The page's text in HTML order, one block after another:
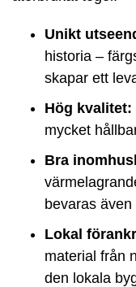
Unikt
historia –
skapar ett
Hög kvalitet:
mycket
Bra
bevaras
Lokal
material från
den lokala